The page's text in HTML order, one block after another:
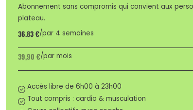
Abonnement sans compromis qui convient aux
plateau.
36.83 € par 4 semaines
39,90 € par mois
Accès libre de 6h00 à 23h00
Tout compris : cardio & musculation